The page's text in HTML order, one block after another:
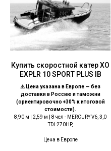
Купить скоростной катер XO
EXPLR 10 SPORT PLUS IB
⚠️ Цена указана в Европе — без
доставки в Россию и таможни
(ориентировочно +30% к итоговой
стоимости).
8,90 м | 2,59 м | 8 чел - MERCURY V6, 3,0
TDI 270HP,
Цена в Европе